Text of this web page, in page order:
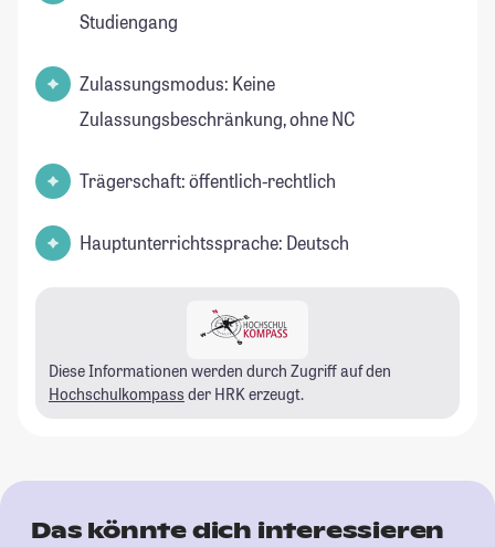
Studiengang
Zulassungsmodus: Keine
Zulassungsbeschränkung, ohne NC
Trägerschaft: öffentlich-rechtlich
Hauptunterrichtssprache: Deutsch
Diese Informationen werden durch Zugriff auf den
Hochschulkompass der HRK erzeugt.
Das könnte dich interessieren